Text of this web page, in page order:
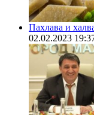
Пахлава и
02.02.2023